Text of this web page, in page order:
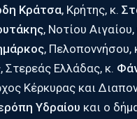
Κράτσα, Κρήτης, κ.
, Νοτίου Αιγαίου,
, Πελοποννήσου,
, Στερεάς Ελλάδας, κ.
Κέρκυρας και
Υδραίου και ο